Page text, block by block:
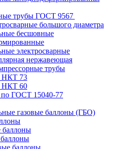
трубы ГОСТ 9567
большого диаметра
бесшовные
электросварные
нержавеющая
трубы
НКТ 73
НКТ 60
ГОСТ 15040-77
газовые баллоны (ГБО)
баллоны